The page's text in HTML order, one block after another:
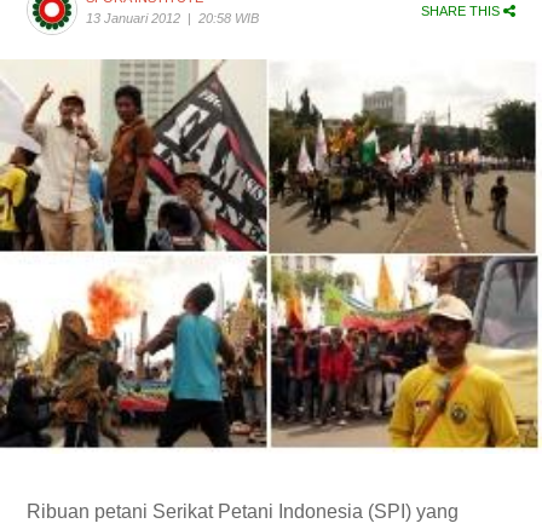
13 Januari 2012 | 20:58 WIB SHARE THIS
Ribuan petani Serikat Petani Indonesia (SPI) yang